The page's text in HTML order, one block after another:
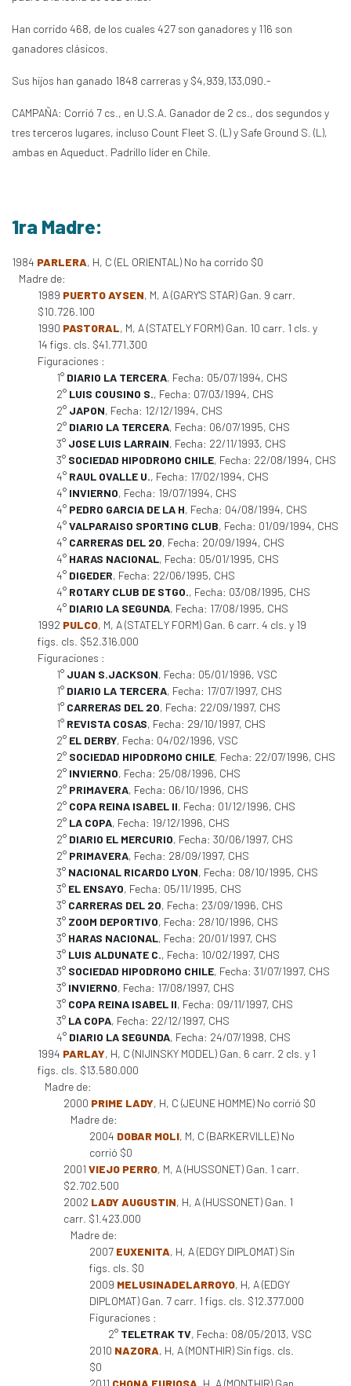
Han corrido 468, de los cuales 427 son ganadores y 116 son
ganadores clásicos.
Sus hijos han ganado 1848 carreras y $4,939,133,090.-
CAMPAÑA: Corrió 7 cs., en U.S.A. Ganador de 2 cs., dos segundos y
tres terceros lugares, incluso Count Fleet S. (L) y Safe Ground S. (L),
ambas en Aqueduct. Padrillo líder en Chile.
1ra Madre:
1984 PARLERA, H, C (EL ORIENTAL) No ha corrido $0
Madre de:
1989 PUERTO AYSEN, M, A (GARY'S STAR) Gan. 9 carr.
$10.726.100
1990 PASTORAL, M, A (STATELY FORM) Gan. 10 carr. 1 cls. y
14 figs. cls. $41.771.300
Figuraciones :
1° DIARIO LA TERCERA, Fecha: 05/07/1994, CHS
2° LUIS COUSINO S., Fecha: 07/03/1994, CHS
2° JAPON, Fecha: 12/12/1994, CHS
2° DIARIO LA TERCERA, Fecha: 06/07/1995, CHS
3° JOSE LUIS LARRAIN, Fecha: 22/11/1993, CHS
3° SOCIEDAD HIPODROMO CHILE, Fecha: 22/08/1994, CHS
4° RAUL OVALLE U., Fecha: 17/02/1994, CHS
4° INVIERNO, Fecha: 19/07/1994, CHS
4° PEDRO GARCIA DE LA H, Fecha: 04/08/1994, CHS
4°VALPARAISO SPORTING CLUB, Fecha: 01/09/1994, CHS
4° CARRERAS DEL 20, Fecha: 20/09/1994, CHS
4° HARAS NACIONAL, Fecha: 05/01/1995, CHS
4° DIGEDER, Fecha: 22/06/1995, CHS
4° ROTARY CLUB DE STGO., Fecha: 03/08/1995, CHS
4° DIARIO LA SEGUNDA, Fecha: 17/08/1995, CHS
1992 PULCO, M, A (STATELY FORM) Gan. 6 carr. 4 cls. y 19
figs. cls. $52.316.000
Figuraciones :
1° JUAN S.JACKSON, Fecha: 05/01/1996, VSC
1° DIARIO LA TERCERA, Fecha: 17/07/1997, CHS
1° CARRERAS DEL 20, Fecha: 22/09/1997, CHS
1° REVISTA COSAS, Fecha: 29/10/1997, CHS
2° EL DERBY, Fecha: 04/02/1996, VSC
2° SOCIEDAD HIPODROMO CHILE, Fecha: 22/07/1996, CHS
2° INVIERNO, Fecha: 25/08/1996, CHS
2° PRIMAVERA, Fecha: 06/10/1996, CHS
2° COPA REINA ISABEL II, Fecha: 01/12/1996, CHS
2° LA COPA, Fecha: 19/12/1996, CHS
2° DIARIO EL MERCURIO, Fecha: 30/06/1997, CHS
2° PRIMAVERA, Fecha: 28/09/1997, CHS
3° NACIONAL RICARDO LYON, Fecha: 08/10/1995, CHS
3° EL ENSAYO, Fecha: 05/11/1995, CHS
3° CARRERAS DEL 20, Fecha: 23/09/1996, CHS
3° ZOOM DEPORTIVO, Fecha: 28/10/1996, CHS
3° HARAS NACIONAL, Fecha: 20/01/1997, CHS
3° LUIS ALDUNATE C., Fecha: 10/02/1997, CHS
3° SOCIEDAD HIPODROMO CHILE, Fecha: 31/07/1997, CHS
3° INVIERNO, Fecha: 17/08/1997, CHS
3° COPA REINA ISABEL II, Fecha: 09/11/1997, CHS
3° LA COPA, Fecha: 22/12/1997, CHS
4° DIARIO LA SEGUNDA, Fecha: 24/07/1998, CHS
1994 PARLAY, H, C (NIJINSKY MODEL) Gan. 6 carr. 2 cls. y 1
figs. cls. $13.580.000
Madre de:
2000 PRIME LADY, H, C (JEUNE HOMME) No corrió $0
Madre de:
2004 DOBAR MOLI, M, C (BARKERVILLE) No
corrió $0
2001 VIEJO PERRO, M, A (HUSSONET) Gan. 1 carr.
$2.702.500
2002 LADY AUGUSTIN, H, A (HUSSONET) Gan. 1
carr. $1.423.000
Madre de:
2007 EUXENITA, H, A (EDGY DIPLOMAT) Sin
figs. cls. $0
2009 MELUSINADELARROYO, H, A (EDGY
DIPLOMAT) Gan. 7 carr. 1 figs. cls. $12.377.000
Figuraciones :
2° TELETRAK TV, Fecha: 08/05/2013, VSC
2010 NAZORA, H, A (MONTHIR) Sin figs. cls.
$0
2011 CHONA FURIOSA , H, A (MONTHIR) Gan.